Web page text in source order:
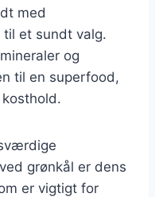
med
et sundt valg.
og
til en superfood,
grønkål er dens
er vigtigt for